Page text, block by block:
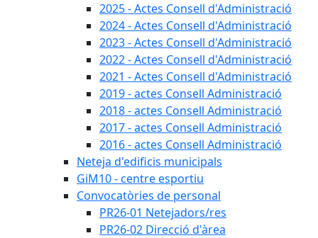
2025 - Actes Consell d'Administració
2024 - Actes Consell d'Administració
2023 - Actes Consell d'Administració
2022 - Actes Consell d'Administració
2021 - Actes Consell d'Administració
2019 - actes Consell Administració
2018 - actes Consell Administració
2017 - actes Consell Administració
2016 - actes Consell Administració
Neteja d'edificis municipals
GiM10 - centre esportiu
Convocatòries de personal
PR26-01 Netejadors/res
PR26-02 Direcció d'àrea